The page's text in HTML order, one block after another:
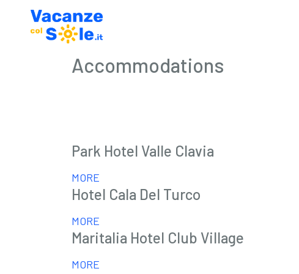
Accommodations
Park Hotel Valle Clavia
MORE
Hotel Cala Del Turco
MORE
Maritalia Hotel Club Village
MORE